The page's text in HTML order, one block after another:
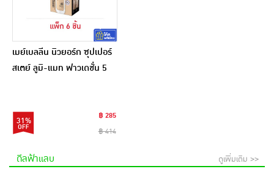
เมย์เบลลีน นิวยอร์ก ซุปเปอร์
สเตย์ ลูมิ-แมท ฟาวเดชั่น 5
31%
฿ 285
฿ 414
ดีลฟ้าแลบ ดูเพิ่มเติม >>